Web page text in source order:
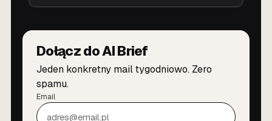
Dołącz do AI Brief
Jeden konkretny mail tygodniowo. Zero
spamu.
Email